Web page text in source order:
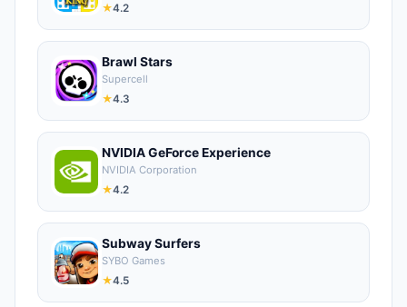
★4.2
Brawl Stars
Supercell
★4.3
NVIDIA GeForce Experience
NVIDIA Corporation
★4.2
Subway Surfers
SYBO Games
★4.5